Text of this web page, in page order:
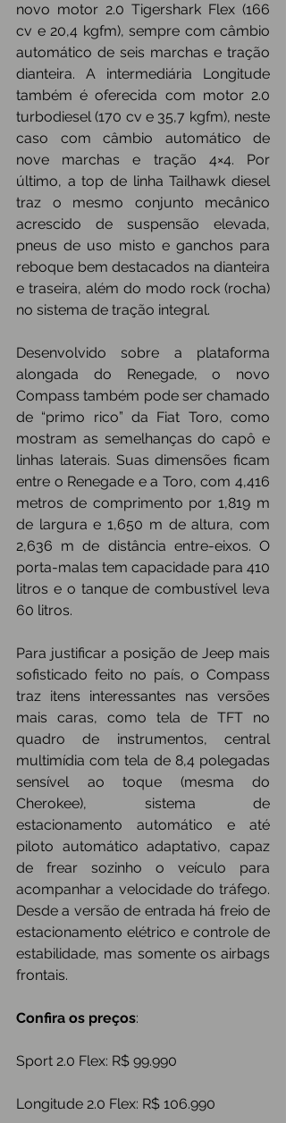
novo motor 2.0 Tigershark Flex (166
cv e 20,4 kgfm), sempre com câmbio
automático de seis marchas e tração
dianteira. A intermediária Longitude
também é oferecida com motor 2.0
turbodiesel (170 cv e 35,7 kgfm), neste
caso com câmbio automático de
nove marchas e tração 4×4. Por
último, a top de linha Tailhawk diesel
traz o mesmo conjunto mecânico
acrescido de suspensão elevada,
pneus de uso misto e ganchos para
reboque bem destacados na dianteira
e traseira, além do modo rock (rocha)
no sistema de tração integral.
Desenvolvido sobre a plataforma
alongada do Renegade, o novo
Compass também pode ser chamado
de “primo rico” da Fiat Toro, como
mostram as semelhanças do capô e
linhas laterais. Suas dimensões ficam
entre o Renegade e a Toro, com 4,416
metros de comprimento por 1,819 m
de largura e 1,650 m de altura, com
2,636 m de distância entre-eixos. O
porta-malas tem capacidade para 410
litros e o tanque de combustível leva
60 litros.
Para justificar a posição de Jeep mais
sofisticado feito no país, o Compass
traz itens interessantes nas versões
mais caras, como tela de TFT no
quadro de instrumentos, central
multimídia com tela de 8,4 polegadas
sensível ao toque (mesma do
Cherokee), sistema de
estacionamento automático e até
piloto automático adaptativo, capaz
de frear sozinho o veículo para
acompanhar a velocidade do tráfego.
Desde a versão de entrada há freio de
estacionamento elétrico e controle de
estabilidade, mas somente os airbags
frontais.
Confira os preços:
Sport 2.0 Flex: R$ 99.990
Longitude 2.0 Flex: R$ 106.990